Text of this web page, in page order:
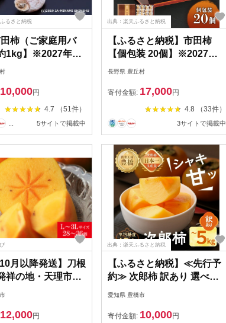
るさと納税
柿（ご家庭用バ
1kg】※2027年1
定※
10,000円
4.7 （51件）
5サイトで掲載中
出典：楽天ふるさと納税
【ふるさと納税】市田柿
【個包装 20個】※2027年1
月～発送開始予定※ 先行予
長野県 豊丘村
寄付金額: 17,000円
4.8 （33件）
3サイトで掲載中
10月以降発送】刀根
祥の地・天理市の
なし柿(L～3Lサイ
ルーツ くだもの
12,000円
出典：楽天ふるさと納税
【ふるさと納税】≪先行予
約≫ 次郎柿 訳あり 選べる
容量 【小箱:約16個 / 平箱:
種無し 柿 カキ かき 果物 フ
愛知県 豊橋市
寄付金額: 10,000円